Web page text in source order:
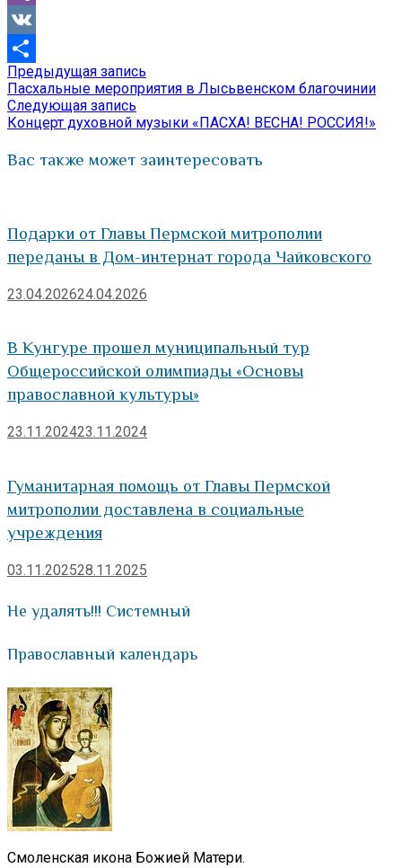
Viber
VK
Отправить
Навигация
по
записям
Предыдущая запись
запись:
Пасхальные мероприятия в Лысьвенском благочинии
Следующая запись
запись:
Концерт духовной музыки «ПАСХА! ВЕСНА! РОССИЯ!»
Вас также может заинтересовать
Подарки от Главы Пермской митрополии
переданы в Дом-интернат города Чайковского
23.04.202624.04.2026
В Кунгуре прошел муниципальный тур
Общероссийской олимпиады «Основы
православной культуры»
23.11.202423.11.2024
Гуманитарная помощь от Главы Пермской
митрополии доставлена в социальные
учреждения
03.11.202528.11.2025
Не удалять!!! Системный
Православный календарь
Смоленская икона Божией Матери.